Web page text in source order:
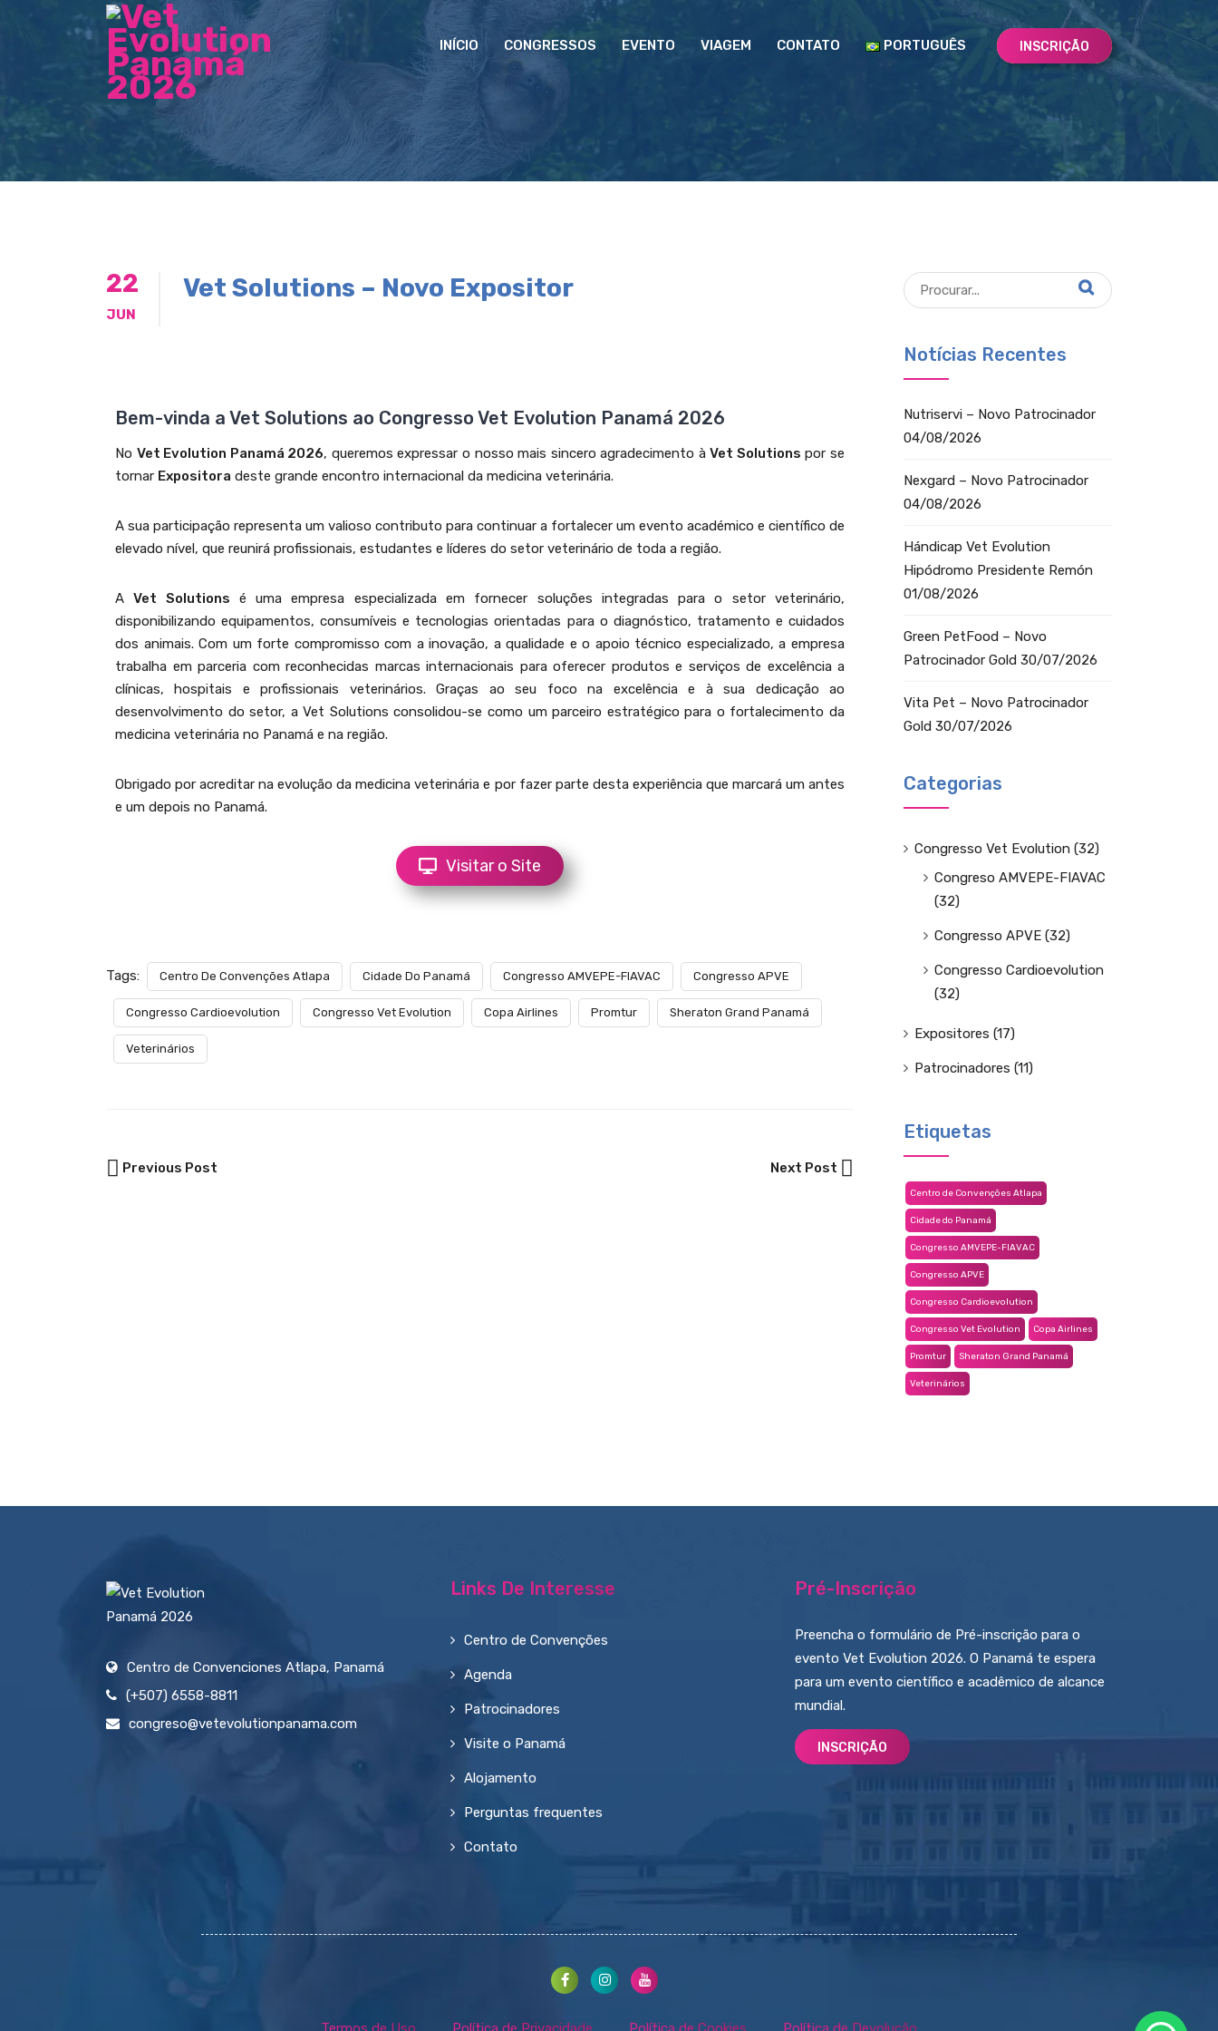
INSCRIÇÃO
INÍCIO CONGRESSOS EVENTO VIAGEM CONTATO PORTUGUÊS
22
JUN
Vet Solutions – Novo Expositor
Bem-vinda a Vet Solutions ao Congresso Vet Evolution Panamá 2026
No Vet Evolution Panamá 2026, queremos expressar o nosso mais sincero agradecimento àVet Solutions por se
tornar Expositora deste grande encontro internacional da medicina veterinária.
A sua participação representa um valioso contributo para continuar a fortalecer um evento académico e científico de
elevado nível, que reunirá profissionais, estudantes e líderes do setor veterinário de toda a região.
AVet Solutions é uma empresa especializada em fornecer soluções integradas para o setor veterinário,
disponibilizando equipamentos, consumíveis e tecnologias orientadas para o diagnóstico, tratamento e cuidados
dos animais. Com um forte compromisso com a inovação, a qualidade e o apoio técnico especializado, a empresa
trabalha em parceria com reconhecidas marcas internacionais para oferecer produtos e serviços de excelência a
clínicas, hospitais e profissionais veterinários. Graças ao seu foco na excelência e à sua dedicação ao
desenvolvimento do setor, a Vet Solutions consolidou-se como um parceiro estratégico para o fortalecimento da
medicina veterinária no Panamá e na região.
Obrigado por acreditar na evolução da medicina veterinária e por fazer parte desta experiência que marcará um antes
e um depois no Panamá.
Visitar o Site
Tags: Centro De Convenções Atlapa Cidade Do Panamá Congresso AMVEPE-FIAVAC Congresso APVE
Congresso Cardioevolution Congresso Vet Evolution Copa Airlines Promtur Sheraton Grand Panamá
Veterinários
Previous Post Next Post
Notícias Recentes
Nutriservi – Novo Patrocinador
04/08/2026
Nexgard – Novo Patrocinador
04/08/2026
Hándicap Vet Evolution
Hipódromo Presidente Remón
01/08/2026
Green PetFood – Novo
Patrocinador Gold 30/07/2026
Vita Pet – Novo Patrocinador
Gold 30/07/2026
Categorias
Congresso Vet Evolution (32)
Congreso AMVEPE-FIAVAC
(32)
Congresso APVE (32)
Congresso Cardioevolution
(32)
Expositores (17)
Patrocinadores (11)
Etiquetas
Centro de Convenções Atlapa
Cidade do Panamá
Congresso AMVEPE-FIAVAC
Congresso APVE
Congresso Cardioevolution
Congresso Vet Evolution Copa Airlines
Promtur Sheraton Grand Panamá
Veterinários
Centro de Convenciones Atlapa, Panamá
(+507) 6558-8811
congreso@vetevolutionpanama.com
Links De Interesse
Centro de Convenções
Agenda
Patrocinadores
Visite o Panamá
Alojamento
Perguntas frequentes
Contato
Pré-Inscrição
Preencha o formulário de Pré-inscrição para o
evento Vet Evolution 2026. O Panamá te espera
para um evento científico e acadêmico de alcance
mundial.
INSCRIÇÃO